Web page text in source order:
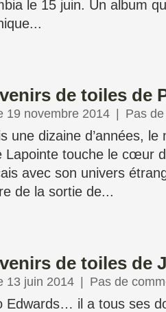
le 15 juin. Un album
de toiles de
19 novembre 2014 Pas
une dizaine d’années, le
Lapointe touche le cœur
avec son univers
de la sortie de...
de toiles de
13 juin 2014 Pas de
Edwards… il a tous ses